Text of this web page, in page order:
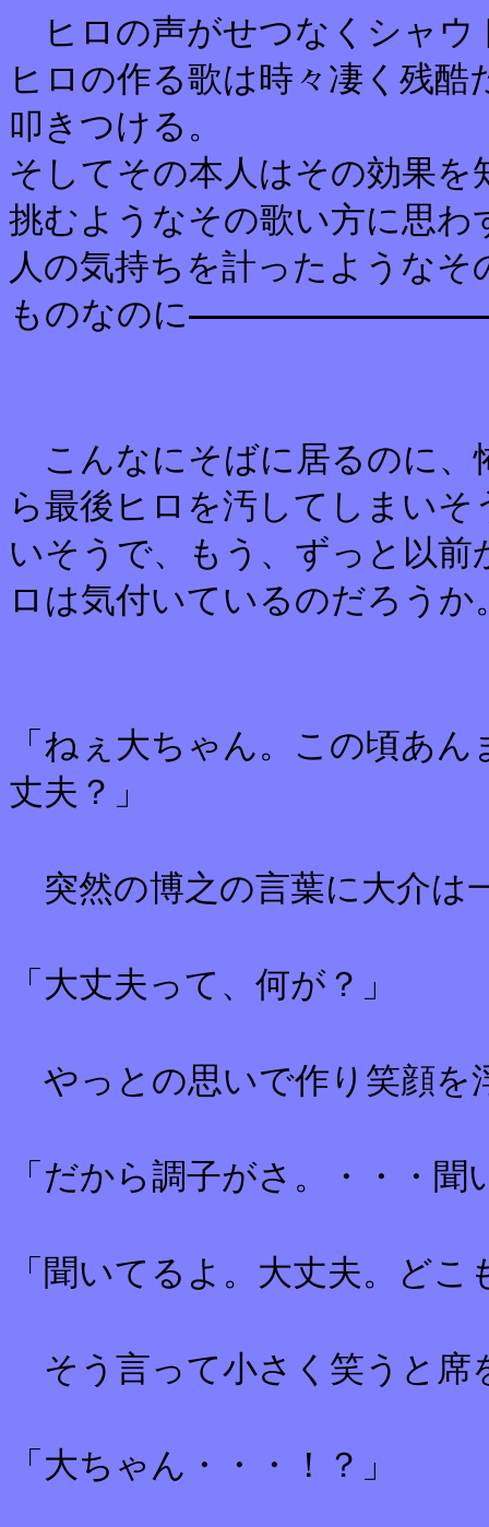
ヒロの声がせつなくシャウ
ヒロの作る歌は時々凄く残
叩きつける。
そしてその本人はその効果
挑むようなその歌い方に思
人の気持ちを計ったような
ものなのに
こんなにそばに居るのに、
ら最後ヒロを汚してしまい
いそうで、もう、ずっと以
ロは気付いているのだろうか
「ねぇ大ちゃん。この頃あ
丈夫？」
突然の博之の言葉に大介は
「大丈夫って、何が？」
やっとの思いで作り笑顔を
「だから調子がさ。・・・聞
「聞いてるよ。大丈夫。ど
そう言って小さく笑うと席
「大ちゃん・・・！？」